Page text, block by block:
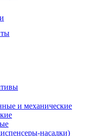
и механические
насадки)